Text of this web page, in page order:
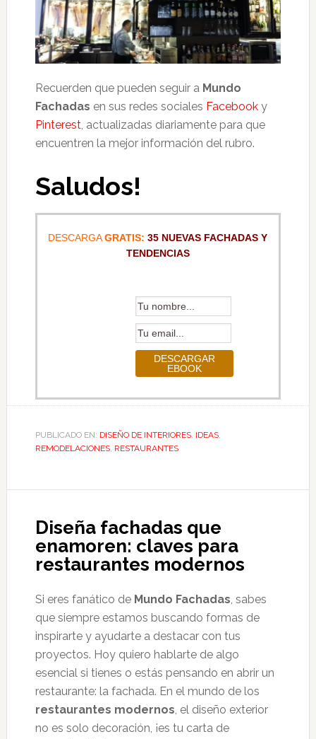
Recuerden que pueden seguir a Mundo
Fachadas en sus redes sociales Facebooky
Pinterest, actualizadas diariamente para que
encuentren la mejor información del rubro.
Saludos!
DESCARGAGRATIS: 35 NUEVAS FACHADAS Y
TENDENCIAS
PUBLICADO EN: DISEÑO DE INTERIORES, IDEAS,
REMODELACIONES, RESTAURANTES
Diseña fachadas que
enamoren: claves para
restaurantes modernos
Si eres fanático de Mundo Fachadas, sabes
que siempre estamos buscando formas de
inspirarte y ayudarte a destacar con tus
proyectos. Hoy quiero hablarte de algo
esencial si tienes o estás pensando en abrir un
restaurante: la fachada. En el mundo de los
restaurantes modernos, el diseño exterior
no es solo decoración, ¡es tu carta de